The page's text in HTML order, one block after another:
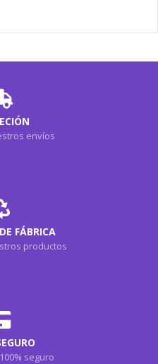
envíos
FÁBRICA
productos
seguro